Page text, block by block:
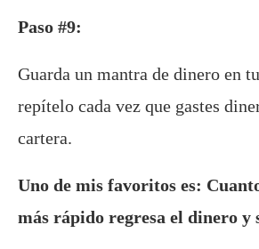
Paso #9:
Guarda un mantra de dinero en
repítelo cada vez que gastes
cartera.
Uno de mis favoritos es:
más rápido regresa el dinero y